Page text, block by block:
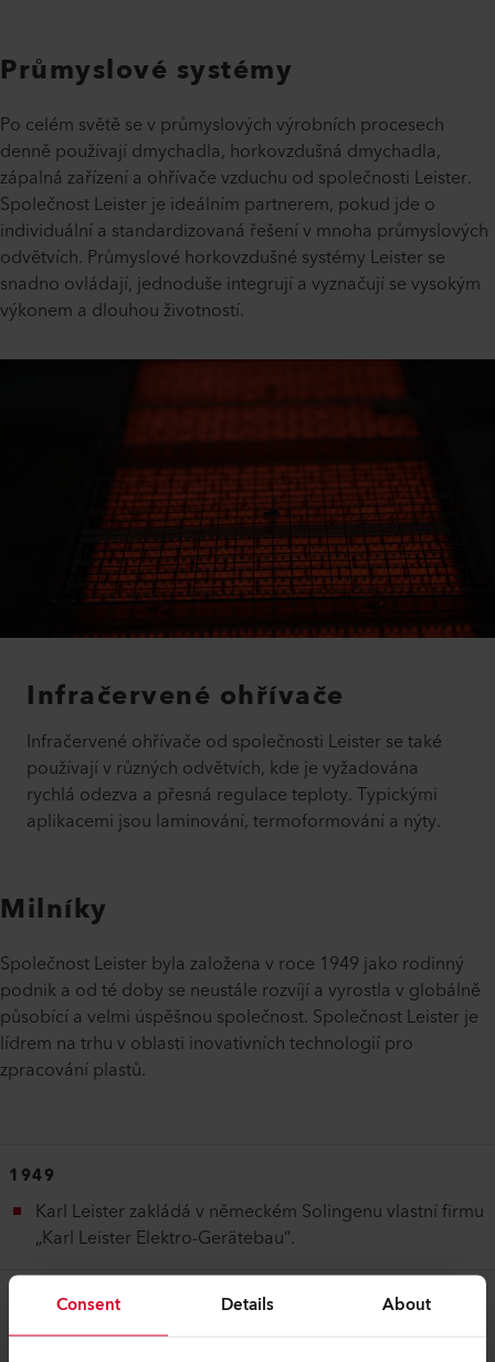
Consent Details About
Průmyslové systémy
Po celém světě se v průmyslových výrobních procesech
denně používají dmychadla, horkovzdušná dmychadla,
zápalná zařízení a ohřívače vzduchu od společnosti Leister.
Společnost Leister je ideálním partnerem, pokud jde o
individuální a standardizovaná řešení v mnoha průmyslových
odvětvích. Průmyslové horkovzdušné systémy Leister se
snadno ovládají, jednoduše integrují a vyznačují se vysokým
výkonem a dlouhou životností.
Infračervené ohřívače
Infračervené ohřívače od společnosti Leister se také
používají v různých odvětvích, kde je vyžadována
rychlá odezva a přesná regulace teploty. Typickými
aplikacemi jsou laminování, termoformování a nýty.
Milníky
Společnost Leister byla založena v roce 1949 jako rodinný
podnik a od té doby se neustále rozvíjí a vyrostla v globálně
působící a velmi úspěšnou společnost. Společnost Leister je
lídrem na trhu v oblasti inovativních technologií pro
zpracování plastů.
1949
Karl Leister zakládá v německém Solingenu vlastní firmu
„Karl Leister Elektro-Gerätebau“.
Samostatná společnost Leister Process Technologies s